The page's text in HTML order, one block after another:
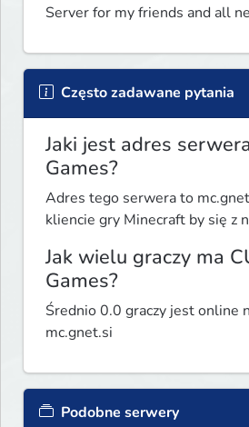
Server for my friends and all
Często zadawane pytania
Jaki jest adres
Games?
Adres tego serwera to
kliencie gry Minecraft by się z
Jak wielu graczy ma
Games?
Średnio 0.0 graczy jest online
mc.gnet.si
Podobne serwery